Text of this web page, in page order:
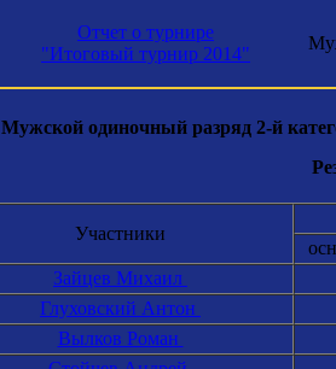
Отчет о турнире
"Итоговый турнир 2014"
Мужской одиночный разряд 2-й
Участники
Зайцев Михаил
Глуховский Антон
Вылков Роман